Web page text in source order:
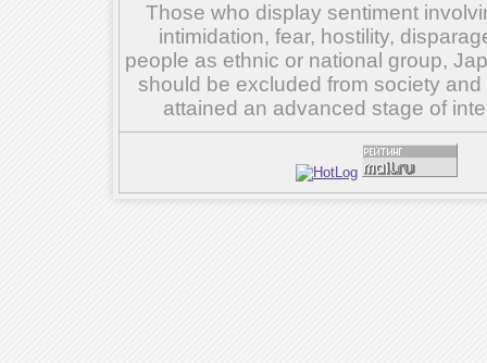
Those who display sentiment
intimidation, fear, hostility,
people as ethnic or national group,
should be excluded from society
attained an advanced stage of